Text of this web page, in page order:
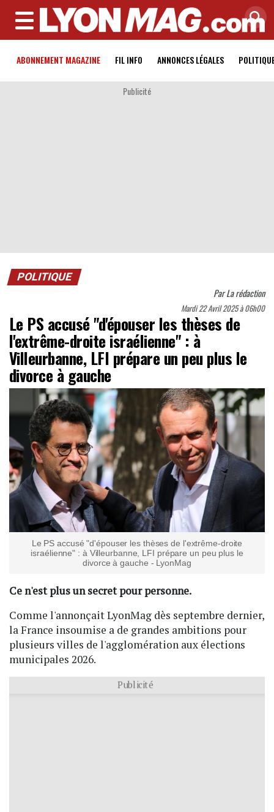
MENU
ABONNEMENT MAGAZINE FIL INFO ANNONCES LÉGALES
Publicité
POLITIQUE
ParLa rédaction
Mardi 22 Avril 2025 à 06h00
Le PS accusé "d'épouser les thèses de
l'extrême-droite israélienne" : à
Villeurbanne, LFI prépare un peu plus le
divorce à gauche
Le PS accusé "d'épouser les thèses de l'extrême-droite
israélienne" : à Villeurbanne, LFI prépare un peu plus le
divorce à gauche - LyonMag
Ce n'est plus un secret pour personne.
Comme l'annonçait LyonMag dès septembre dernier,
la France insoumise a de grandes ambitions pour
plusieurs villes de l'agglomération aux élections
municipales 2026.
Publicité